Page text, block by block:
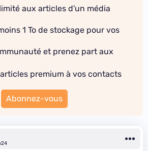
aux articles d'un média
1 To de stockage pour vos
et prenez part aux
premium à vos contacts
Abonnez-vous